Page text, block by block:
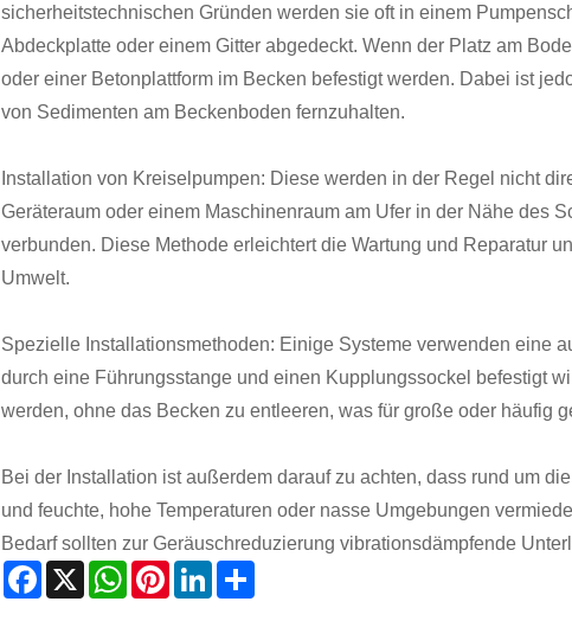
sicherheitstechnischen Gründen werden sie oft in einem
Abdeckplatte oder einem Gitter abgedeckt. Wenn der Platz am
oder einer Betonplattform im Becken befestigt werden. Dabei ist
von Sedimenten am Beckenboden fernzuhalten.
Installation von Kreiselpumpen: Diese werden in der Regel nicht
Geräteraum oder einem Maschinenraum am Ufer in der Nähe des
verbunden. Diese Methode erleichtert die Wartung und Reparatur
Umwelt.
Spezielle Installationsmethoden: Einige Systeme verwenden eine
durch eine Führungsstange und einen Kupplungssockel befestigt
werden, ohne das Becken zu entleeren, was für große oder häufig
Bei der Installation ist außerdem darauf zu achten, dass rund um
und feuchte, hohe Temperaturen oder nasse Umgebungen
Bedarf sollten zur Geräuschreduzierung vibrationsdämpfende
Facebook
X WhatsApp
PinterestLinkedIn